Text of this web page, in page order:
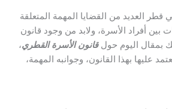
العديد من القضايا المهمة المتعلقة
بين أفراد الأسرة، ولابد من وجود قانون
بمقال اليوم حولقانون الأسرة القطري،
عليها بهذا القانون، وجوانبه المهمة،